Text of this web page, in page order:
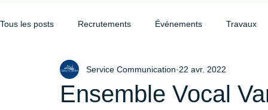
Tous les posts Recrutements Événements Travaux
Ensemble Vocal
Service Communication 22 avr. 2022